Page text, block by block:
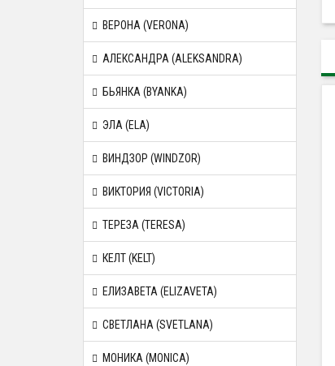
ВЕРОНА (VERONA)
АЛЕКСАНДРА (ALEKSANDRA)
БЬЯНКА (BYANKA)
ЭЛА (ELA)
ВИНДЗОР (WINDZOR)
ВИКТОРИЯ (VICTORIA)
ТЕРЕЗА (TERESA)
КЕЛТ (KELT)
ЕЛИЗАВЕТА (ELIZAVETA)
СВЕТЛАНА (SVETLANA)
МОНИКА (MONICA)